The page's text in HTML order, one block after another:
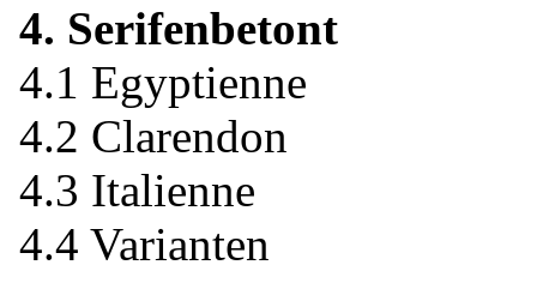
4. Serifenbetont
4.1 Egyptienne
4.2 Clarendon
4.3 Italienne
4.4 Varianten